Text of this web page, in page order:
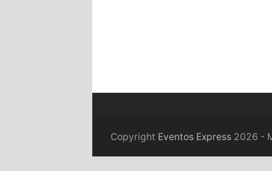
Copyright Eventos Express 2026 -